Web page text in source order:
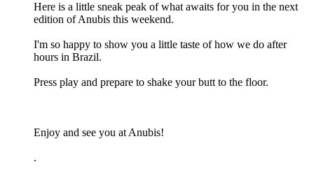
Here is a little sneak peak of what awaits for you in the next
edition of Anubis this weekend.
I'm so happy to show you a little taste of how we do after
hours in Brazil.
Press play and prepare to shake your butt to the floor.
Enjoy and see you at Anubis!
.